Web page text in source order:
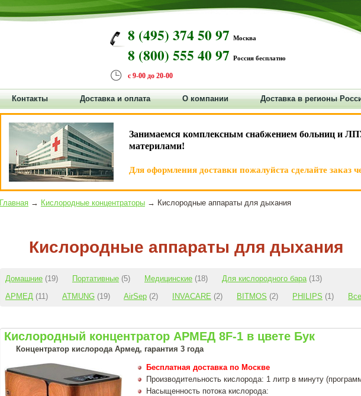
8 (495) 374 50 97 Москва
8 (800) 555 40 97 Россия бесплатно
с 9-00 до 20-00
Контакты Доставка и оплата О компании
Доставка в регионы
Занимаемся комплексным снабжением больниц и
материлами!
Для оформления доставки пожалуйста сделайте заказ
Главная → Кислородные концентраторы → Кислородные аппараты для дыхания
Кислородные аппараты для дыхания
Домашние (19) Портативные (5) Медицинские (18) Для кислородного бара (13)
АРМЕД (11) ATMUNG (19) AirSep (2) INVACARE (2) BITMOS (2) PHILIPS (1)
Кислородный концентратор АРМЕД 8F-1 в цвете Бук
Концентратор кислорода Армед, гарантия 3 года
Бесплатная доставка по Москве
Производительность кислорода: 1 литр в минуту
Насыщенность потока кислорода: